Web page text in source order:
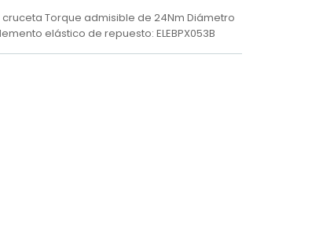
Torque admisible de 24Nm Diámetro
elástico de repuesto: ELEBPX053B